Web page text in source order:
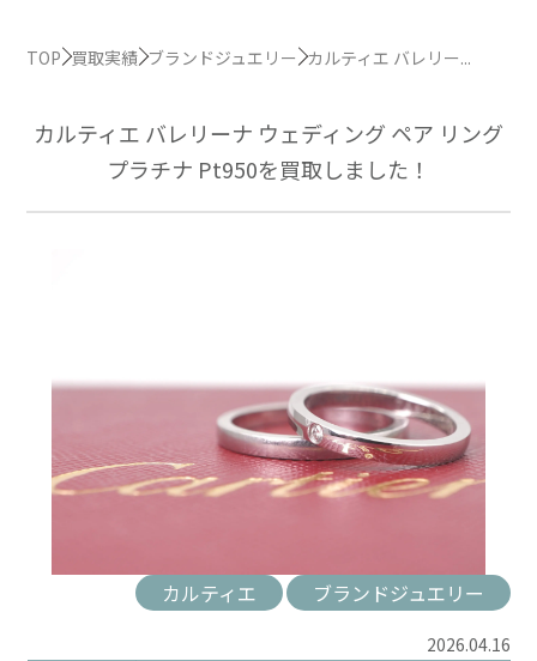
TOP 買取実績 ブランドジュエリー カルティエ バレリー...
カルティエ バレリーナ ウェディング ペア リング
プラチナ Pt950を買取しました！
カルティエ ブランドジュエリー
2026.04.16